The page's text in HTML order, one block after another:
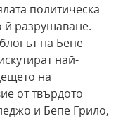
политическа
й разрушаване.
на Бепе
най-
на
от твърдото
и Бепе Грило,